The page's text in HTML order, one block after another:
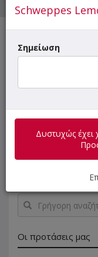
Γρήγορη
αναζήτηση
προϊόντος...
Οι προτάσεις μας
Schweppes
Σημείωση
Δυστυχώς έχει